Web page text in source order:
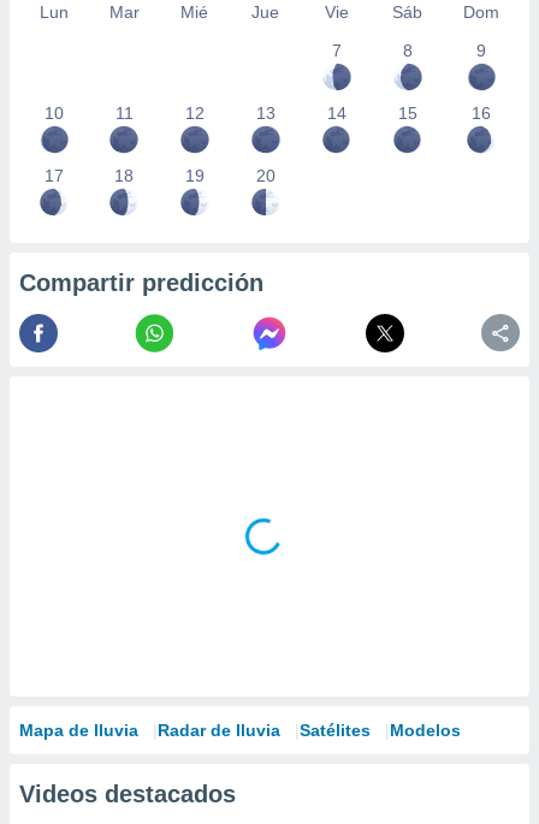
Lun Mar Mié Jue Vie Sáb
Dom
7
8 9
10 11 12 13 14 15 16
17 18 19 20
Compartir predicción
Mapa de lluvia Radar de lluvia Satélites Modelos
Videos destacados